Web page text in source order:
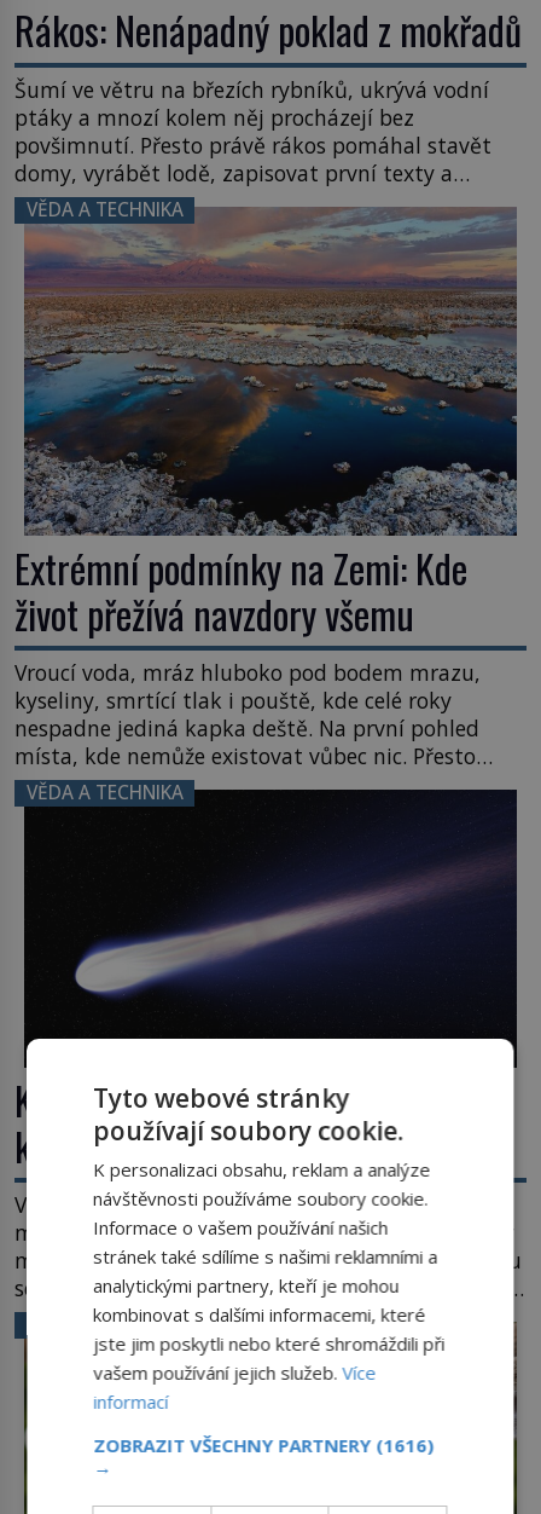
Rákos: Nenápadný poklad z mokřadů
Šumí ve větru na březích rybníků, ukrývá vodní
ptáky a mnozí kolem něj procházejí bez
povšimnutí. Přesto právě rákos pomáhal stavět
domy, vyrábět lodě, zapisovat první texty a
inspiroval řadu pověstí. Tato skromná, ale
užitečná rostlina provází člověka už tisíce let.
Většina lidí vnímá rákos jen jako obyčejnou kulisu
letního koupání. Stačí se však podívat […]
VĚDA A TECHNIKA
Extrémní podmínky na Zemi: Kde
život přežívá navzdory všemu
Vroucí voda, mráz hluboko pod bodem mrazu,
kyseliny, smrtící tlak i pouště, kde celé roky
nespadne jediná kapka deště. Na první pohled
místa, kde nemůže existovat vůbec nic. Přesto
právě tady vědci objevují organismy, které
posouvají hranice života. Každý nový nález mění
napovídá, kde bychom jednou […]
VĚDA A TECHNIKA
Kosmická hádanka: Jaká je největší
kometa ve známém vesmíru?
Vesmír se rozpíná stále rychleji. Jenže, jak je to
možné? Současná fyzika je v koncích. Odpovědí by
mohla být hypotetická temná energie. Právě na tu
se zaměří pozornost dvojice zkušených astronomů.
Namísto ní ale objeví něco mnohem
hmatatelnějšího. Naprosto rekordní kometu!
Astronomové Pedro Bernardinelli a Gary Bernstein
mravenčí prací zkoumají archivní snímky v rámci
Průzkumu temné energie […]
VĚDA A TECHNIKA
Tyto webové stránky
používají soubory cookie.
K personalizaci obsahu, reklam a analýze
návštěvnosti používáme soubory cookie.
Informace o vašem používání našich
stránek také sdílíme s našimi reklamními a
analytickými partnery, kteří je mohou
kombinovat s dalšími informacemi, které
jste jim poskytli nebo které shromáždili při
vašem používání jejich služeb.Více
informací
ZOBRAZIT VŠECHNY PARTNERY (1616)
→